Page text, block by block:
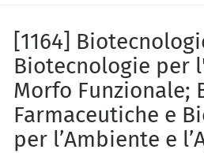
[1164]
Biotecnologie per
Morfo Funzionale;
Farmaceutiche e
per l’Ambiente e